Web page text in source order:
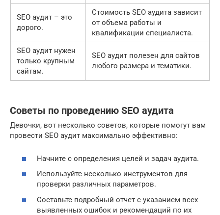
SEO аудит – это
дорого.
Стоимость SEO аудита зависит
от объема работы и
квалификации специалиста.
SEO аудит нужен
только крупным
сайтам.
SEO аудит полезен для сайтов
любого размера и тематики.
Советы по проведению SEO аудита
Девочки, вот несколько советов, которые помогут вам
провести SEO аудит максимально эффективно:
Начните с определения целей и задач аудита.
Используйте несколько инструментов для
проверки различных параметров.
Составьте подробный отчет с указанием всех
выявленных ошибок и рекомендаций по их